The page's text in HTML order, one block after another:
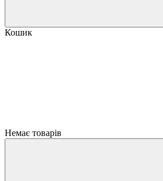
Кошик
Немає товарів